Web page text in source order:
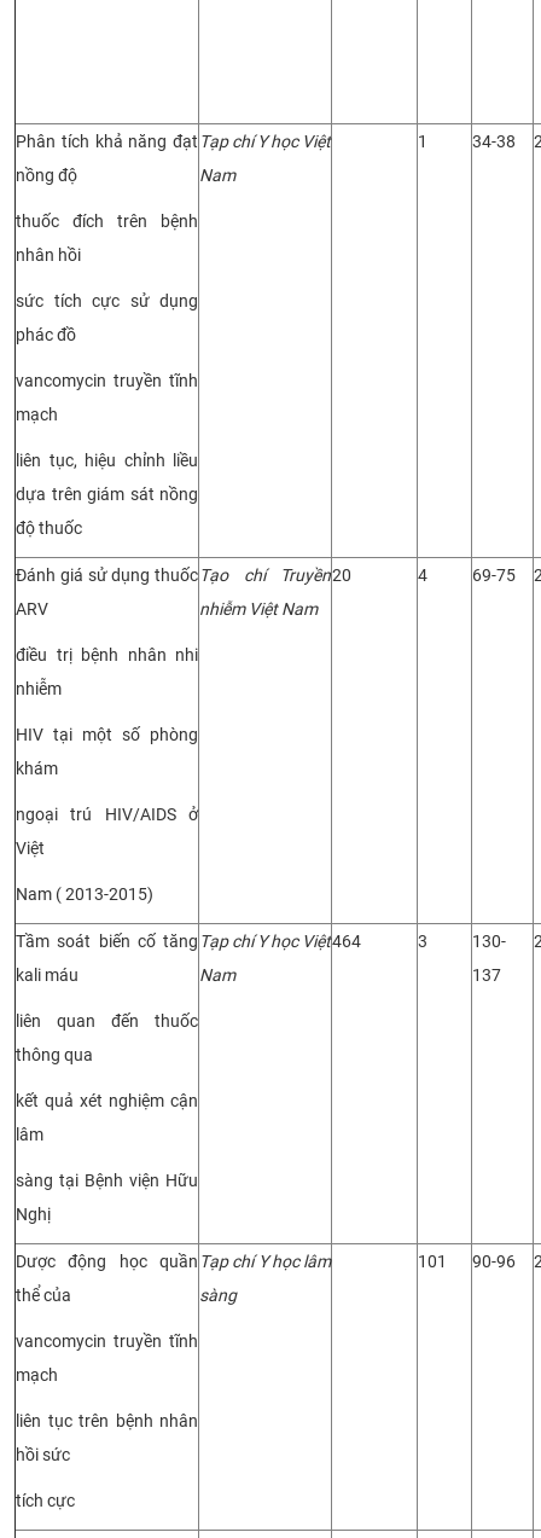
Phân tích khả năng đạt
nồng độ
thuốc đích trên bệnh
nhân hồi
sức tích cực sử dụng
phác đồ
vancomycin truyền tĩnh
mạch
liên tục, hiệu chỉnh liều
dựa trên giám sát nồng
độ thuốc
Tạp chí Y học Việt
Nam
1 34-38
Đánh giá sử dụng thuốc
ARV
điều trị bệnh nhân nhi
nhiễm
HIV tại một số phòng
khám
ngoại trú HIV/AIDS ở
Việt
Nam ( 2013-2015)
Tạo chí Truyền
nhiễm Việt Nam
20 4 69-75
Tầm soát biến cố tăng
kali máu
liên quan đến thuốc
thông qua
kết quả xét nghiệm cận
lâm
sàng tại Bệnh viện Hữu
Nghị
Tạp chí Y học Việt
Nam
464 3
130-
137
Dược động học quần
thể của
vancomycin truyền tĩnh
mạch
liên tục trên bệnh nhân
hồi sức
tích cực
Tạp chí Y học lâm
sàng
101 90-96